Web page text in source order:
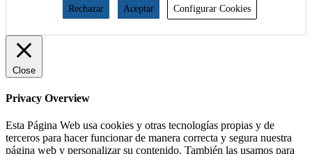
Rechazar
Aceptar Configurar Cookies
Close
Privacy Overview
Esta Página Web usa cookies y otras tecnologías propias y de
terceros para hacer funcionar de manera correcta y segura nuestra
página web y personalizar su contenido. También las usamos para